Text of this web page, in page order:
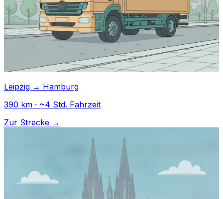
Leipzig → Hamburg
390 km · ~4 Std. Fahrzeit
Zur Strecke →